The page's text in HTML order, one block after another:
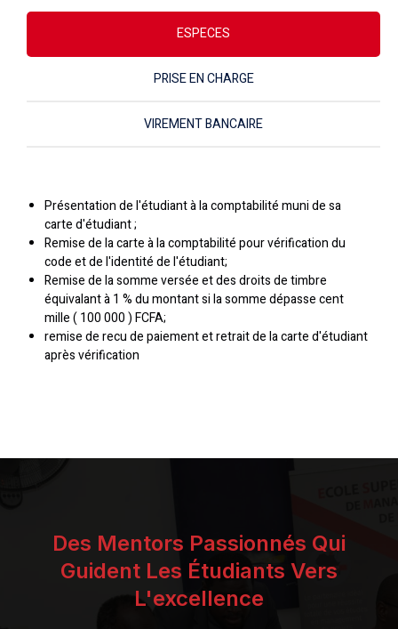
ESPECES
PRISE EN CHARGE
VIREMENT BANCAIRE
Présentation de l'étudiant à la comptabilité muni de sa
carte d'étudiant ;
Remise de la carte à la comptabilité pour vérification du
code et de l'identité de l'étudiant;
Remise de la somme versée et des droits de timbre
équivalant à 1 % du montant si la somme dépasse cent
mille ( 100 000 ) FCFA;
remise de recu de paiement et retrait de la carte d'étudiant
après vérification
Des Mentors Passionnés Qui
Guident Les Étudiants Vers
L'excellence